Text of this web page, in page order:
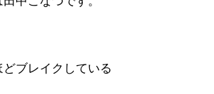
ブレイクしている